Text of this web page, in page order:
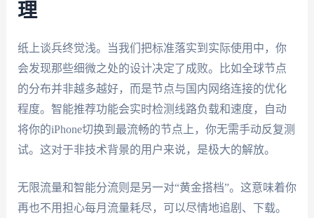
理
纸上谈兵终觉浅。当我们把标准落实到实际使用中，你
会发现那些细微之处的设计决定了成败。比如全球节点
的分布并非越多越好，而是节点与国内网络连接的优化
程度。智能推荐功能会实时检测线路负载和速度，自动
将你的iPhone切换到最流畅的节点上，你无需手动反复测
试。这对于非技术背景的用户来说，是极大的解放。
无限流量和智能分流则是另一对“黄金搭档”。这意味着你
再也不用担心每月流量耗尽，可以尽情地追剧、下载。